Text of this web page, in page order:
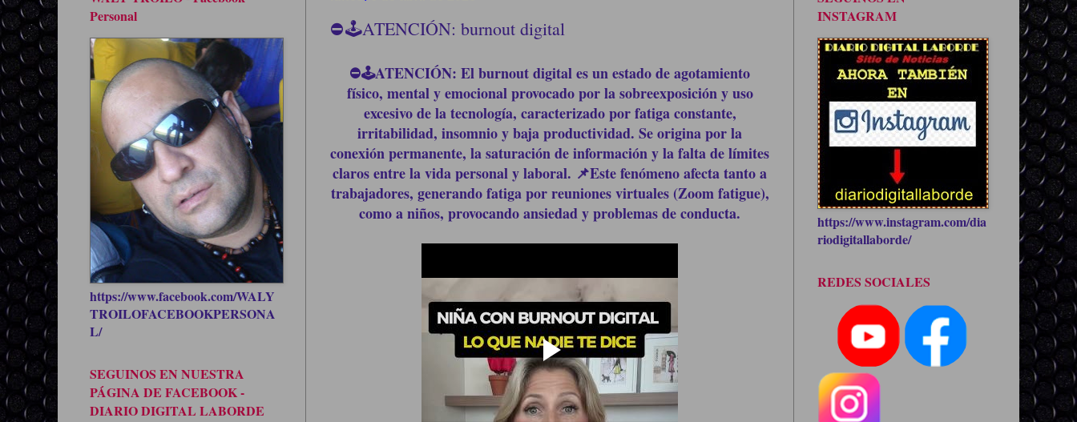
⛔️🕹️ATENCIÓN: burnout digital
⛔️🕹️ATENCIÓN: El burnout digital es un estado de agotamiento
físico, mental y emocional provocado por la sobreexposición y uso
excesivo de la tecnología, caracterizado por fatiga constante,
irritabilidad, insomnio y baja productividad. Se origina por la
conexión permanente, la saturación de información y la falta de límites
claros entre la vida personal y laboral. 📌Este fenómeno afecta tanto a
trabajadores, generando fatiga por reuniones virtuales (Zoom fatigue),
como a niños, provocando ansiedad y problemas de conducta.
Personal
https://www.facebook.com/WALY
TROILOFACEBOOKPERSONA
L/
SEGUINOS EN NUESTRA
PÁGINA DE FACEBOOK -
DIARIO DIGITAL LABORDE
INSTAGRAM
https://www.instagram.com/dia
riodigitallaborde/
REDES SOCIALES